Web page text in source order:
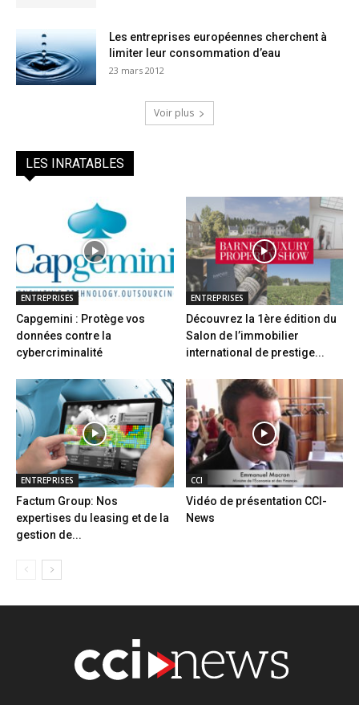
Les entreprises européennes cherchent à
limiter leur consommation d’eau
23 mars 2012
Voir plus
LES INRATABLES
ENTREPRISES
Capgemini : Protège vos
données contre la
cybercriminalité
ENTREPRISES
Découvrez la 1ère édition du
Salon de l’immobilier
international de prestige...
ENTREPRISES
Factum Group: Nos
expertises du leasing et de la
gestion de...
CCI
Vidéo de présentation CCI-
News